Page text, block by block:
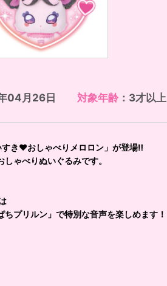
04月26日 対象年齢 ：3才以上
すき♥おしゃべりメロロン」が登場‼
ゃべりぬいぐるみです。
プリルン」で特別な音声を楽しめます！